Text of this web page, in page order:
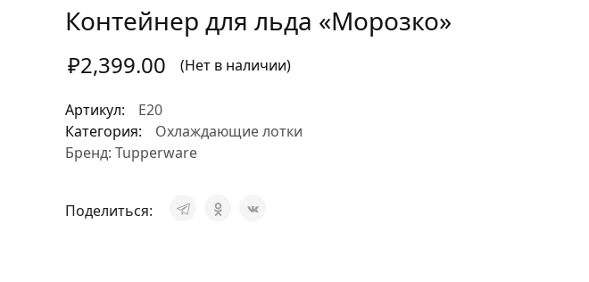
Контейнер для льда «Морозко»
₽2,399.00 (Нет в наличии)
Артикул:
Е20
Категория:
Охлаждающие лотки
Бренд: Tupperware
Поделиться: